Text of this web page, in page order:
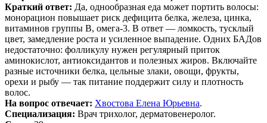
Краткий ответ: Да, однообразная еда может портить волосы:
монорацион повышает риск дефицита белка, железа, цинка,
витаминов группы B, омега‑3. В ответ — ломкость, тусклый
цвет, замедление роста и усиленное выпадение. Одних БАДов
недостаточно: фолликулу нужен регулярный приток
аминокислот, антиоксидантов и полезных жиров. Включайте
разные источники белка, цельные злаки, овощи, фрукты,
орехи и рыбу — так питание поддержит силу и плотность
волос.
На вопрос отвечает: Хвостова Елена Юрьевна.
Специализация: Врач трихолог, дерматовенеролог.